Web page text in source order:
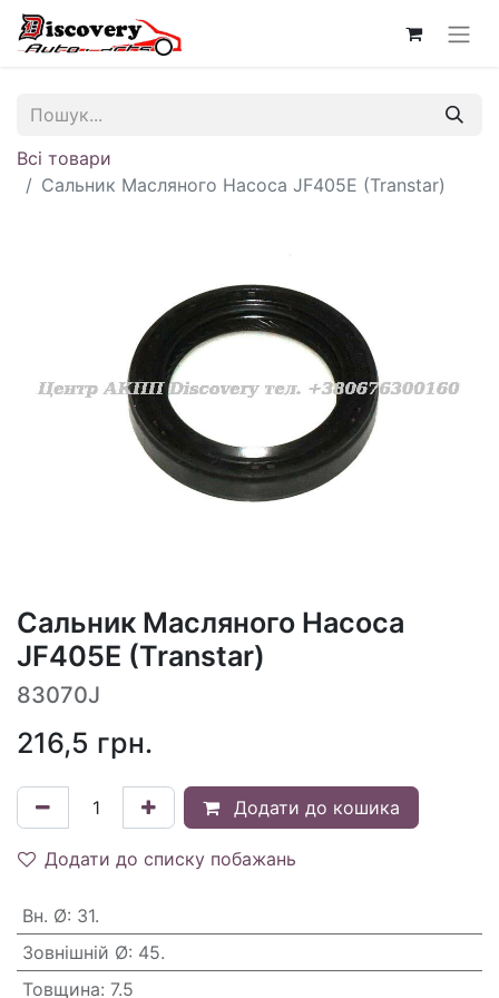
Всі товари
Сальник Масляного Насоса JF405E (Transtar)
Сальник Масляного Насоса
JF405E (Transtar)
83070J
216,5 грн.
Додати до кошика
Додати до списку побажань
Вн. Ø: 31.
Зовнішній Ø: 45.
Товщина: 7.5